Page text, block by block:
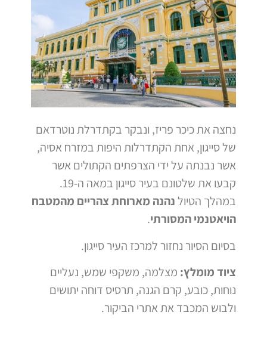
נחצה את כיכר פריז, ונבקר בקתדרלת נוטרדאם
של סייגון, אחת הקתדרלות היפות במזרח אסיה,
אשר נבנתה על ידי הצרפתים הקתולים אשר
קבעו את שלטונם בעיר סייגון במאה ה-19.
במהלך הטיולנהנה מארוחת צהריים מהמטבח
הויאטנמי המסורתי.
בסיום הסיור נחזור למרכז העיר סייגון.
ציוד מומלץ: מצלמה, משקפי שמש, נעליים
נוחות, כובע, קרם הגנה, תרסיס דוחה יתושים
ולבוש המכבד את אתרי הביקור.